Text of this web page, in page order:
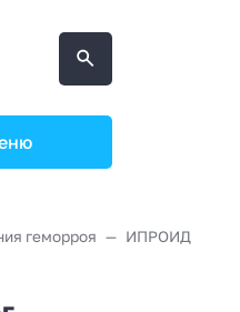
геморроя
ИПРОИД